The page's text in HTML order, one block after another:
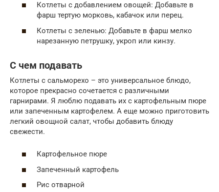
Котлеты с добавлением овощей: Добавьте в
фарш тертую морковь, кабачок или перец.
Котлеты с зеленью: Добавьте в фарш мелко
нарезанную петрушку, укроп или кинзу.
С чем подавать
Котлеты с сальморехо – это универсальное блюдо,
которое прекрасно сочетается с различными
гарнирами. Я люблю подавать их с картофельным пюре
или запеченным картофелем. А еще можно приготовить
легкий овощной салат, чтобы добавить блюду
свежести.
Картофельное пюре
Запеченный картофель
Рис отварной